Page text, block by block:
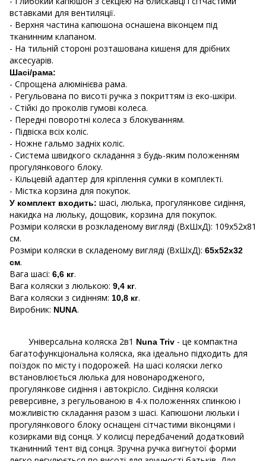
вставками для вентиляції.
- Верхня частина капюшона оснашена віконцем під
тканинним клапаном.
- На тильній стороні розташована кишеня для дрібних
аксесуарів.
Шасі/рама:
- Спрощена алюмінієва рама.
- Регульована по висоті ручка з покриттям із еко-шкіри.
- Стійкі до проколів гумові колеса.
- Передні поворотні колеса з блокуванням.
- Підвіска всіх коліс.
- Ножне гальмо задніх коліс.
- Система швидкого складання з будь-яким положенням
прогулянкового блоку.
- Кільцевій адаптер для кріплення сумки в комплекті.
- Містка корзина для покупок.
У комплект входить: шасі, люлька, прогулянкове сидіння,
накидка на люльку, дощовик, корзина для покупок.
Розміри коляски в розкладеному вигляді (ВхШхД): 109x52х81
см.
Розміри коляски в складеному вигляді (ВхШхД): 65x52х32
см.
Вага шасі: 6,6 кг.
Вага коляски з люлькою: 9,4 кг.
Вага коляски з сидінням: 10,8 кг.
Виробник: NUNA.
Універсальна коляска 2в1 Nuna Triv - це компактна
багатофункціональна коляска, яка ідеально підходить для
поїздок по місту і подорожей. На шасі коляски легко
встановлюється люлька для новонародженого,
прогулянкове сидіння і автокрісло. Сидіння коляски
реверсивне, з регульованою в 4-х положеннях спинкою і
можливістю складання разом з шасі. Капюшони люльки і
прогулянкового блоку оснащені сітчастими віконцями і
козирками від сонця. У колисці передбачений додатковий
тканинний тент від сонця. Зручна ручка вигнутої форми